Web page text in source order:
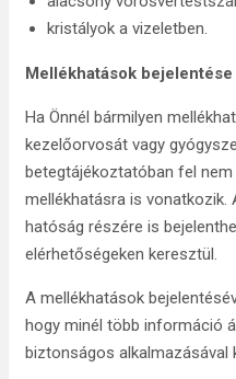
kristályok a vizeletben.
Mellékhatások bejelentése
Ha Önnél bármilyen
kezelőorvosát vagy
betegtájékoztatóban fel
mellékhatásra is vonatkozik.
hatóság részére is
elérhetőségeken keresztül.
A mellékhatások
hogy minél több információ
biztonságos alkalmazásával